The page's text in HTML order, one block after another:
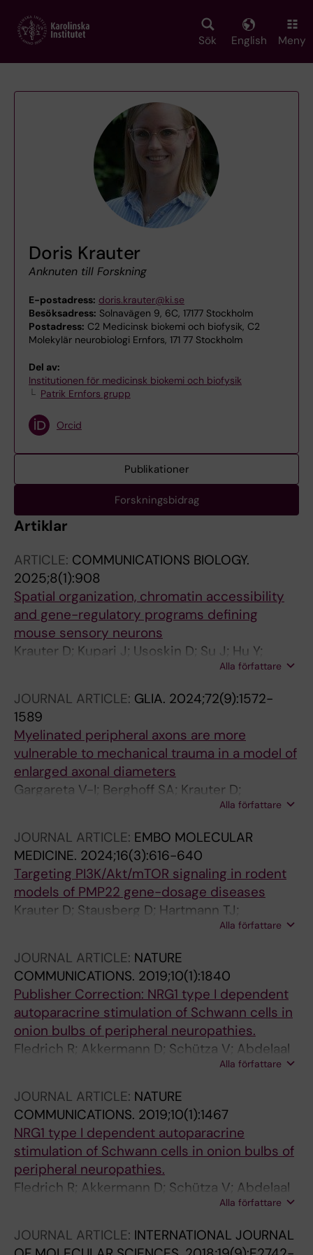
main
Sök English Meny
Doris Krauter
Anknuten till Forskning
E-postadress: doris.krauter@ki.se
Besöksadress: Solnavägen 9, 6C, 17177 Stockholm
Postadress: C2 Medicinsk biokemi och biofysik, C2
Molekylär neurobiologi Ernfors, 171 77 Stockholm
Del av:
Institutionen för medicinsk biokemi och biofysik
Patrik Ernfors grupp
Orcid
Publikationer
Forskningsbidrag
Artiklar
ARTICLE: COMMUNICATIONS BIOLOGY.
2025;8(1):908
Spatial organization, chromatin accessibility
and gene-regulatory programs defining
mouse sensory neurons
Krauter D; Kupari J; Usoskin D; Su J; Hu Y;
Alla författare
JOURNAL ARTICLE: GLIA. 2024;72(9):1572-
1589
Myelinated peripheral axons are more
vulnerable to mechanical trauma in a model of
enlarged axonal diameters
Gargareta V-I; Berghoff SA; Krauter D;
Huemmert S; Marshall-Phelps KLH; Moebius
Vogel MA
Alla författare
JOURNAL ARTICLE: EMBO MOLECULAR
MEDICINE. 2024;16(3):616-640
Targeting PI3K/Akt/mTOR signaling in rodent
models of PMP22 gene-dosage diseases
Krauter D; Stausberg D; Hartmann TJ;
Volkmann S; Kungl T; Rasche DA; Saher G;
Ewers D; Sereda MW
Alla författare
JOURNAL ARTICLE: NATURE
COMMUNICATIONS. 2019;10(1):1840
Publisher Correction: NRG1 type I dependent
autoparacrine stimulation of Schwann cells in
onion bulbs of peripheral neuropathies.
Fledrich R; Akkermann D; Schütza V; Abdelaal
TA; Hermes D; Schäffner E; Soto-Bernardini
Kungl T; Frydrychowicz C; Möbius W; Brück W;
Mueller WC; Bechmann I; Sereda MW; Schwab
MH; Nave K-A; Stassart RM
Alla författare
JOURNAL ARTICLE: NATURE
COMMUNICATIONS. 2019;10(1):1467
NRG1 type I dependent autoparacrine
stimulation of Schwann cells in onion bulbs of
peripheral neuropathies.
Fledrich R; Akkermann D; Schütza V; Abdelaal
TA; Hermes D; Schäffner E; Soto-Bernardini
Kungl T; Frydrychowicz C; Möbius W; Brück W;
Alla författare
JOURNAL ARTICLE: INTERNATIONAL JOURNAL